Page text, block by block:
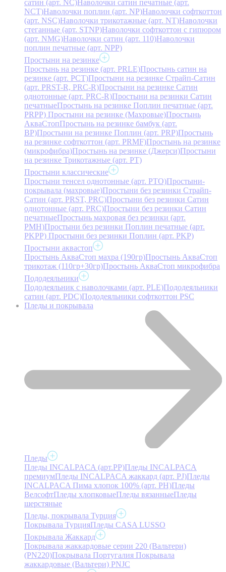
сатин (арт. NC)Наволочки сатин печатные (арт.
NCT)Наволочки поплин (арт. NP)Наволочки софткоттон
(арт. NSC)Наволочки трикотажные (арт. NT)Наволочки
стеганные (арт. STNP)Наволочки софткоттон с гипюром
(арт. NMG)Наволочки сатин (арт. 110)Наволочки
поплин печатные (арт. NPP)
Простыни на резинке
Простынь на резинке (арт. PRLE)Простынь сатин на
резинке (арт. PCT)Простыни на резинке Страйп-Сатин
(арт. PRST-R, PRC-R)Простыни на резинке Сатин
однотонные (арт. PRC-R)Простыни на резинки Сатин
печатныеПростынь на резинке Поплин печатные (арт.
PRPP) Простыни на резинке (Махровые)Простынь
АкваСтопПростынь на резинке бамбук (арт.
BP)Простыни на резинке Поплин (арт. PRP)Простынь
на резинке софткоттон (арт. PRMF)Простынь на резинке
(микрофибра)Простынь на резинке (Джерси)Простыни
на резинке Трикотажные (арт. РТ)
Простыни классические
Простыни тенсел однотонные (арт. PTO)Простыни-
покрывала (махровые)Простыни без резинки Страйп-
Сатин (арт. PRST, PRC)Простыни без резинки Сатин
однотонные (арт. PRC)Простыни без резинки Сатин
печатныеПростынь махровая без резинки (арт.
PMH)Простыни без резинки Поплин печатные (арт.
PKPP) Простыни без резинки Поплин (арт. PKP)
Простыни аквастоп
Простынь АкваСтоп махра (190гр)Простынь АкваСтоп
трикотаж (110гр+30гр)Простынь АкваСтоп микрофибра
Пододеяльники
Пододеяльник с наволочками (арт. PLE)Пододеяльники
сатин (арт. PDC)Пододеяльники софткоттон PSC
Пледы и покрывала
Пледы
Пледы INCALPACA (арт.PP)Пледы INCALPACA
премиумПледы INCALPACA жаккард (арт. PJ)Пледы
INCALPACA Пима хлопок 100% (арт. PH)Пледы
ВелсофтПледы хлопковыеПледы вязанныеПледы
шерстяные
Пледы, покрывала Турция
Покрывала ТурцияПледы CASA LUSSO
Покрывала Жаккард
Покрывала жаккардовые серии 220 (Вальтери)
(PN220)Покрывала Португалия Покрывала
жаккардовые (Вальтери) PNJC